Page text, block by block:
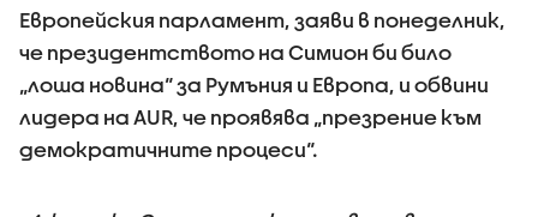
Европейския парламент, заяви в понеделник,
че президентството на Симион би било
„лоша новина“ за Румъния и Европа, и обвини
лидера на AUR, че проявява „презрение към
демократичните процеси“.